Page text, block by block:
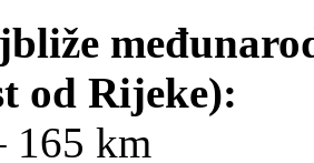
od Rijeke):
165 km